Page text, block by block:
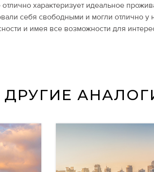
отлично характеризует идеальное
себя свободными и могли отлично у
и имея все возможности для
ДРУГИЕ